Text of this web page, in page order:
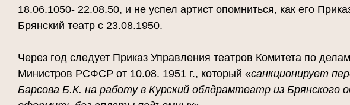
18.06.1050- 22.08.50, и не успел артист опомниться, как его
Брянский театр с 23.08.1950.
Через год следует Приказ Управления театров Комитета по
Министров РСФСР от 10.08. 1951 г., который «санкционирует
Барсова Б.К. на работу в Курский облдрамтеатр из Брянского